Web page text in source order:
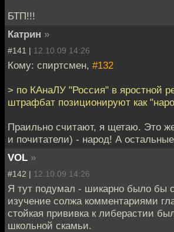
БТП!!!
Катрин »
#141 | 12.10.09 14:26
Кому: спиртсмен, #132
> по КАнаЛУ "Россия" в яростной
штрафбат позиционируют как
Праильно считают, я щетаю. Это
и почитатели) - народ! А
VOL »
#142 | 12.10.09 14:26
Я тут подумал - шикарно было бы
изучение солжа комментариями
стойкая прививка к либерастии
школьной скамьи.